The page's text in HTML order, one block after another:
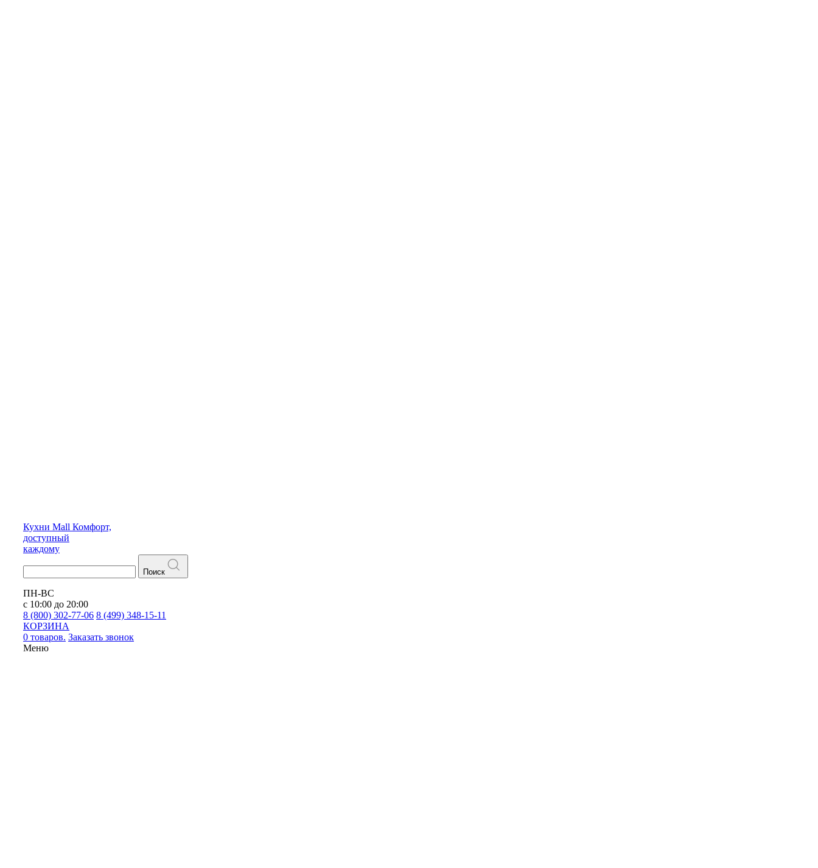
Кухни Mall Комфорт,
доступный
каждому
Поиск
ПН-ВС
с 10:00 до 20:00
8 (800) 302-77-06 8 (499) 348-15-11
КОРЗИНА
0 товаров. Заказать звонок
Меню